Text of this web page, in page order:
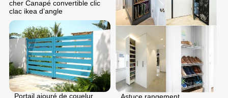
cher Canapé convertible clic
clac ikea d’angle
Portail ajouré de couelur